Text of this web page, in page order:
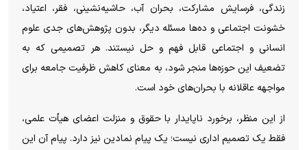
زندگی، فرسایش مشارکت، بحران آب، حاشیه‌نشینی، فقر، اعتیاد،
خشونت اجتماعی و ده‌ها مسئله دیگر، بدون پژوهش‌های جدی علوم
انسانی و اجتماعی قابل فهم و حل نیستند. هر تصمیمی که به
تضعیف این حوزه‌ها منجر شود، به معنای کاهش ظرفیت جامعه برای
مواجهه عاقلانه با بحران‌های خود است.
از این منظر، برخورد ناپایدار با حقوق و منزلت اعضای هیأت علمی،
فقط یک تصمیم اداری نیست؛ یک پیام نمادین نیز دارد. پیام آن این